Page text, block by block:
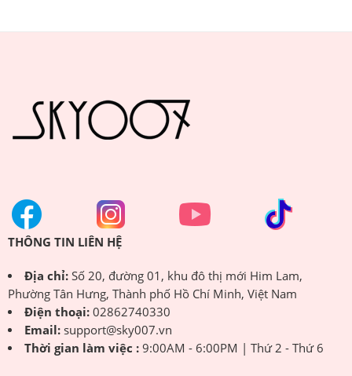
THÔNG TIN LIÊN HỆ
Địa chỉ:Số 20, đường 01, khu đô thị mới Him Lam,
Phường Tân Hưng, Thành phố Hồ Chí Minh, Việt Nam
Điện thoại:02862740330
Email:support@sky007.vn
Thời gian làm việc :9:00AM - 6:00PM | Thứ 2 - Thứ 6